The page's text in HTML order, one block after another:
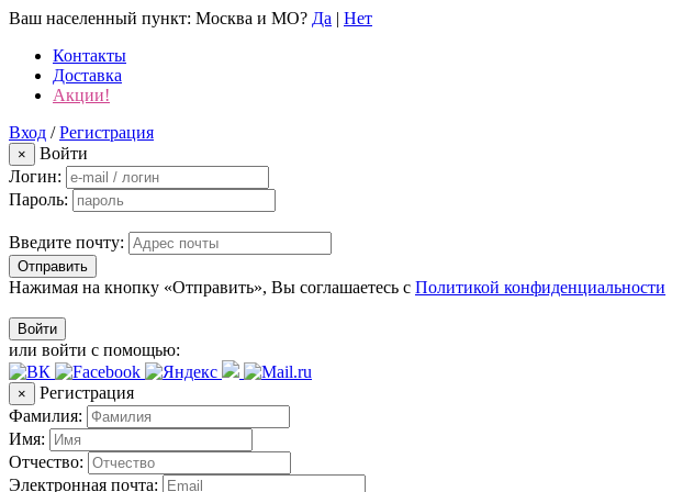
Ваш населенный пункт: Москва и МО? Да | Нет
Контакты
Доставка
Акции!
Вход /Регистрация
×
Войти
Логин:
Пароль:
Введите почту:
Отправить
Нажимая на кнопку «Отправить», Вы соглашаетесь с Политикой конфиденциальности
Войти
или войти с помощью:
×
Регистрация
Фамилия:
Имя:
Отчество:
Электронная почта: